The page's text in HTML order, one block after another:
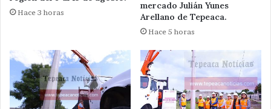
Hace 3 horas
mercado Julián Yunes
Arellano de Tepeaca.
Hace 5 horas